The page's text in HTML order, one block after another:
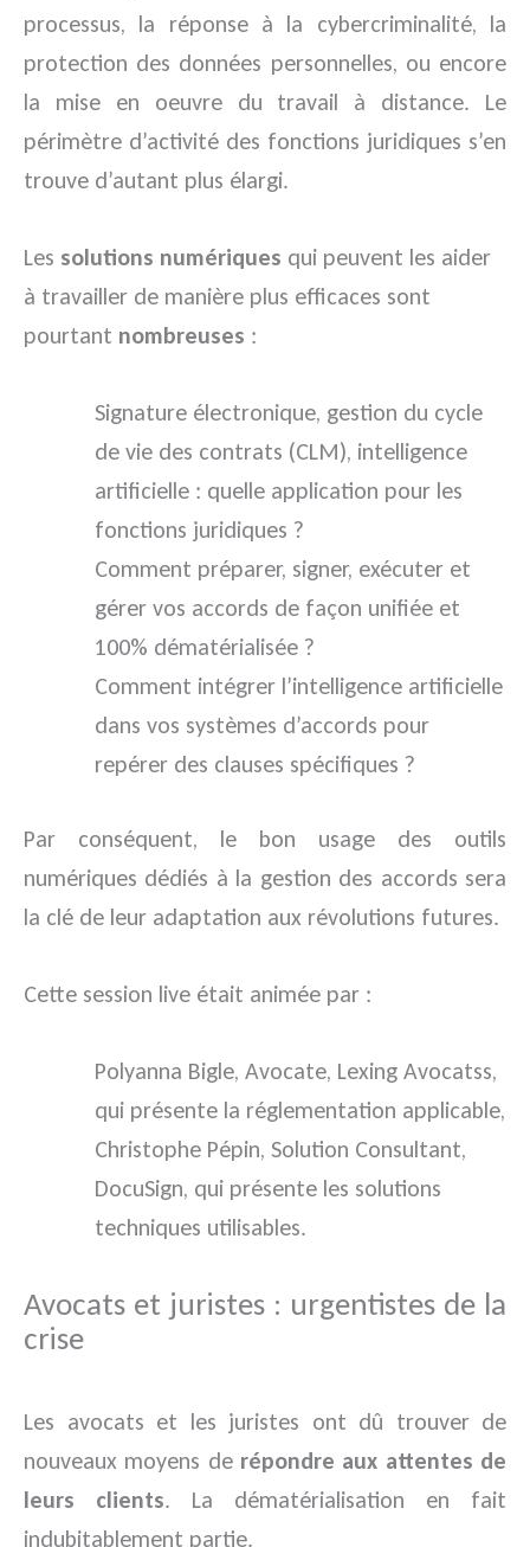
processus, la réponse à la cybercriminalité, la
protection des données personnelles, ou encore
la mise en oeuvre du travail à distance. Le
périmètre d’activité des fonctions juridiques s’en
trouve d’autant plus élargi.
Les solutions numériques qui peuvent les aider
à travailler de manière plus efficaces sont
pourtant nombreuses :
Signature électronique, gestion du cycle
de vie des contrats (CLM), intelligence
artificielle : quelle application pour les
fonctions juridiques ?
Comment préparer, signer, exécuter et
gérer vos accords de façon unifiée et
100% dématérialisée ?
Comment intégrer l’intelligence artificielle
dans vos systèmes d’accords pour
repérer des clauses spécifiques ?
Par conséquent, le bon usage des outils
numériques dédiés à la gestion des accords sera
la clé de leur adaptation aux révolutions futures.
Cette session live était animée par :
Polyanna Bigle, Avocate, Lexing Avocatss,
qui présente la réglementation applicable,
Christophe Pépin, Solution Consultant,
DocuSign, qui présente les solutions
techniques utilisables.
Avocats et juristes : urgentistes de la
crise
Les avocats et les juristes ont dû trouver de
nouveaux moyens de répondre aux attentes de
leurs clients. La dématérialisation en fait
indubitablement partie.